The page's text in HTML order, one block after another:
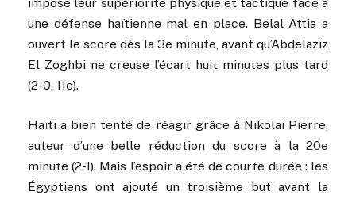
une défense haïtienne mal en place. Belal Attia a
ouvert le score dès la 3e minute, avant qu’Abdelaziz
El Zoghbi ne creuse l’écart huit minutes plus tard
(2-0, 11e).
Haïti a bien tenté de réagir grâce à Nikolai Pierre,
auteur d’une belle réduction du score à la 20e
minute (2-1). Mais l’espoir a été de courte durée : les
Égyptiens ont ajouté un troisième but avant la